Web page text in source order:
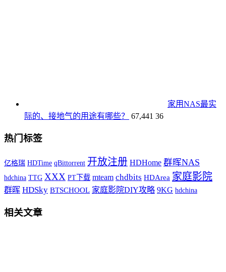
家用NAS最实
际的、接地气的用途有哪些？
67,441 36
热门标签
亿格瑞 HDTime qBittorrent 开放注册 HDHome 群晖NAS
hdchina TTG XXX PT下载 mteam chdbits HDArea 家庭影院
群晖 HDSky BTSCHOOL 家庭影院DIY攻略 9KG hdchina
相关文章